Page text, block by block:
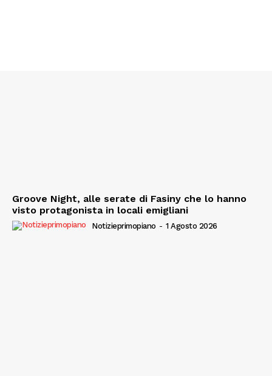
Groove Night, alle serate di Fasiny che lo hanno
visto protagonista in locali emigliani
Notizieprimopiano - 1 Agosto 2026